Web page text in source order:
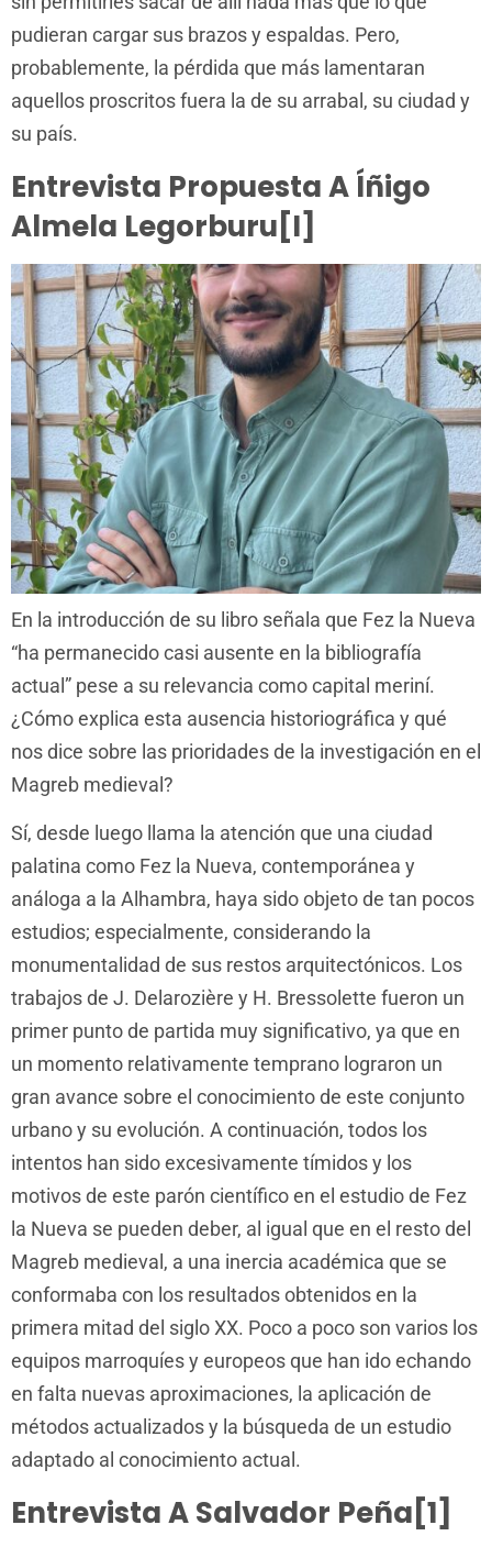
pudieran cargar sus brazos y espaldas. Pero,
probablemente, la pérdida que más lamentaran
aquellos proscritos fuera la de su arrabal, su ciudad y
su país.
Entrevista Propuesta A Íñigo
Almela Legorburu[i]
En la introducción de su libro señala que Fez la Nueva
“ha permanecido casi ausente en la bibliografía
actual” pese a su relevancia como capital meriní.
¿Cómo explica esta ausencia historiográfica y qué
nos dice sobre las prioridades de la investigación en el
Magreb medieval?
Sí, desde luego llama la atención que una ciudad
palatina como Fez la Nueva, contemporánea y
análoga a la Alhambra, haya sido objeto de tan pocos
estudios; especialmente, considerando la
monumentalidad de sus restos arquitectónicos. Los
trabajos de J. Delarozière y H. Bressolette fueron un
primer punto de partida muy significativo, ya que en
un momento relativamente temprano lograron un
gran avance sobre el conocimiento de este conjunto
urbano y su evolución. A continuación, todos los
intentos han sido excesivamente tímidos y los
motivos de este parón científico en el estudio de Fez
la Nueva se pueden deber, al igual que en el resto del
Magreb medieval, a una inercia académica que se
conformaba con los resultados obtenidos en la
primera mitad del siglo XX. Poco a poco son varios los
equipos marroquíes y europeos que han ido echando
en falta nuevas aproximaciones, la aplicación de
métodos actualizados y la búsqueda de un estudio
adaptado al conocimiento actual.
Entrevista A Salvador Peña[1]